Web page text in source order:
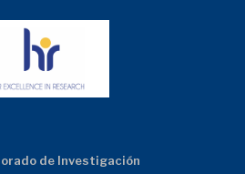
de Investigación